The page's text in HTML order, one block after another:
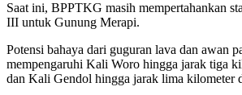
Saat ini, BPPTKG masih mempertahankan
III untuk Gunung Merapi.
Potensi bahaya dari guguran lava dan awan
mempengaruhi Kali Woro hingga jarak tiga
dan Kali Gendol hingga jarak lima kilometer